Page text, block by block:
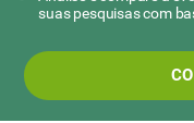
suas pesquisas com